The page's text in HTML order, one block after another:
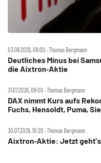
03.08.2026, 08:00 ‧ Thomas Bergmann
Deutliches Minus bei
die Aixtron‑Aktie
31.07.2026, 09:00 ‧ Thomas Bergmann
DAX nimmt Kurs aufs
Fuchs, Hensoldt, Puma,
30.07.2026, 10:20 ‧ Thomas Bergmann
Aixtron‑Aktie: Jetzt